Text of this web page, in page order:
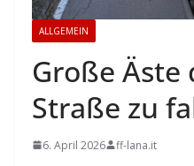
ALLGEMEIN
Große
Straße zu
6. April 2026 ff-lana.it